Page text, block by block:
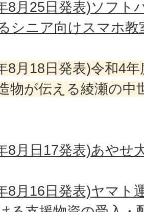
8月25日発表)ソフト
シニア向けスマホ
8月18日発表)令和4
物が伝える綾瀬の中
8月日17発表)あやせ
8月16日発表)ヤマト